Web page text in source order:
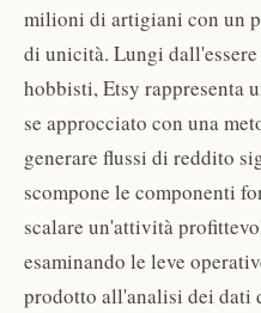
milioni di artigiani con un
di unicità. Lungi
hobbisti, Etsy rappresenta
se approcciato con una
generare flussi di reddito
scompone le componenti
scalare un'attività
esaminando le leve
prodotto all'analisi dei dati